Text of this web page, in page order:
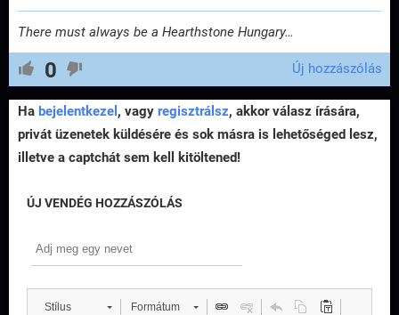
There must always be a Hearthstone Hungary…
0 Új hozzászólás
Ha bejelentkezel , vagy regisztrálsz, akkor válasz írására,
privát üzenetek küldésére és sok másra is lehetőséged lesz,
illetve a captchát sem kell kitöltened!
ÚJ VENDÉG HOZZÁSZÓLÁS
Stílus Formátum